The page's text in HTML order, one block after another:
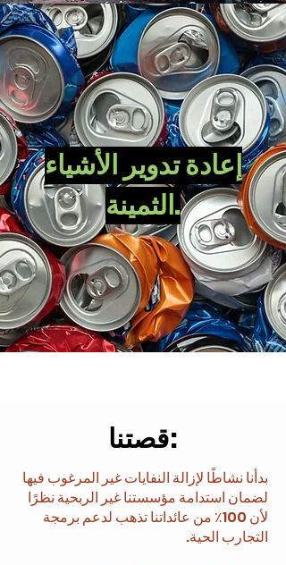
إعادة تدوير الأشياء
الثمينة.
قصتنا:
بدأنا نشاطًا لإزالة النفايات غير المرغوب فيها
لضمان استدامة مؤسستنا غير الربحية نظرًا
لأن 100٪ من عائداتنا تذهب لدعم برمجة
التجارب الحية.